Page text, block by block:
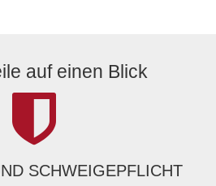
auf einen Blick
SCHWEIGEPFLICHT